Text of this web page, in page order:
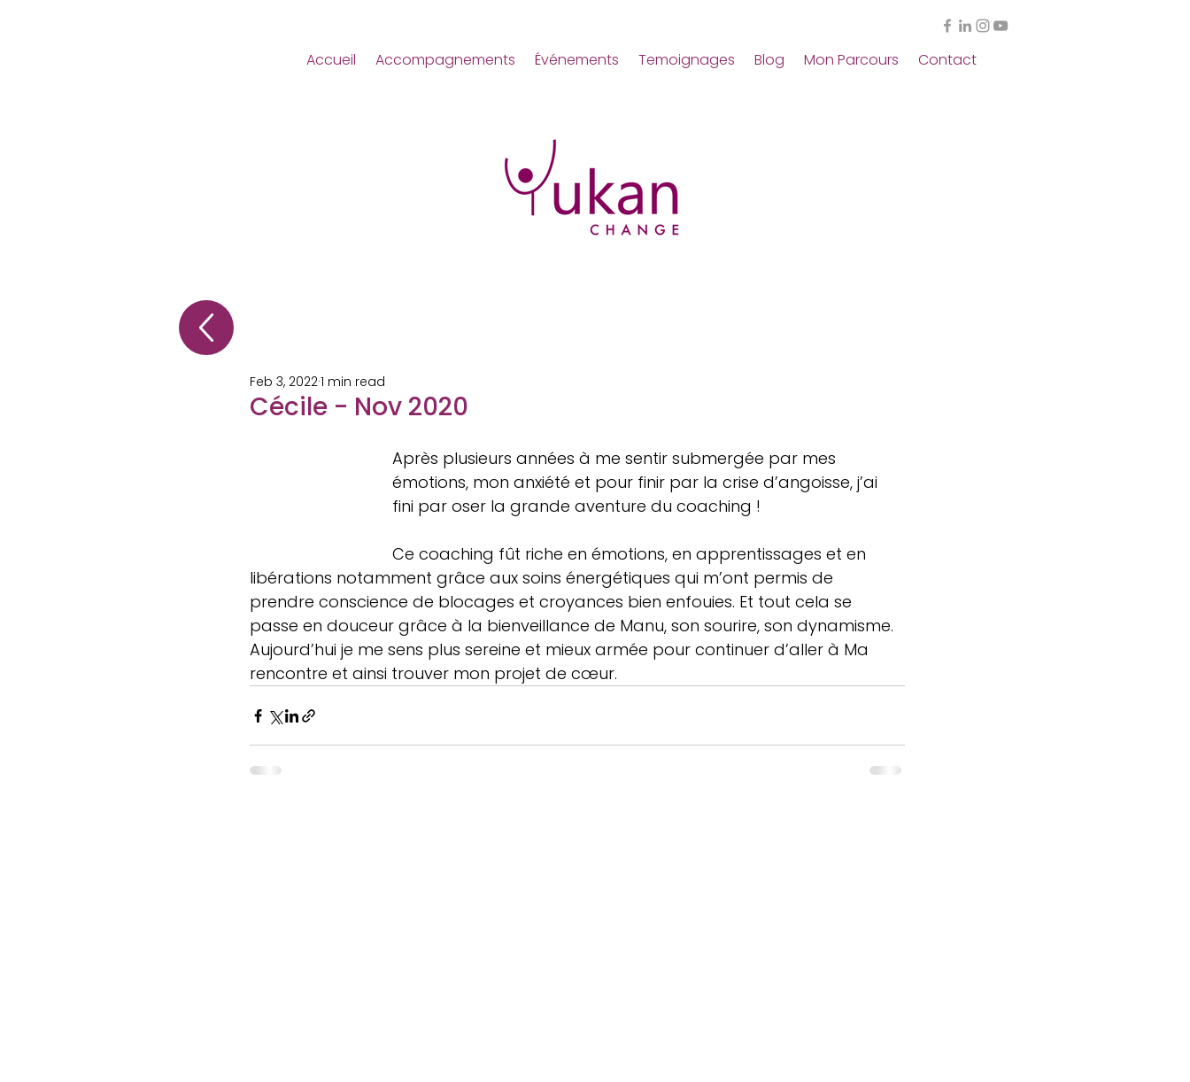
Accueil Accompagnements Événements Temoignages Blog Mon Parcours Contact
Cécile - Nov 2020
Feb 3, 20221 min read
Après plusieurs années à me sentir submergée par mes
émotions, mon anxiété et pour finir par la crise d’angoisse, j’ai
fini par oser la grande aventure du coaching !
Ce coaching fût riche en émotions, en apprentissages et en
libérations notamment grâce aux soins énergétiques qui m’ont permis de
prendre conscience de blocages et croyances bien enfouies. Et tout cela se
passe en douceur grâce à la bienveillance de Manu, son sourire, son dynamisme.
Aujourd’hui je me sens plus sereine et mieux armée pour continuer d’aller à Ma
rencontre et ainsi trouver mon projet de cœur.